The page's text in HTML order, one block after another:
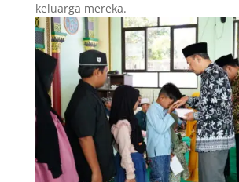
keluarga mereka.